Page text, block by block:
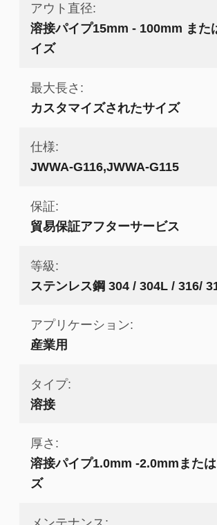
アウト直径:
溶接パイプ15mm - 100mm また
イズ
最大長さ:
カスタマイズされたサイズ
仕様:
JWWA-G116,JWWA-G115
保証:
貿易保証アフターサービス
等級:
ステンレス鋼 304 / 304L / 316/
アプリケーション:
産業用
タイプ:
溶接
厚さ:
溶接パイプ1.0mm -2.0mmまた
ズ